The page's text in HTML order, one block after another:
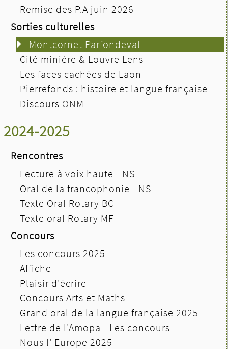
Remise des P.A juin 2026
Sorties culturelles
Montcornet Parfondeval
Cité minière & Louvre Lens
Les faces cachées de Laon
Pierrefonds : histoire et langue française
Discours ONM
2024-2025
Rencontres
Lecture à voix haute - NS
Oral de la francophonie - NS
Texte Oral Rotary BC
Texte oral Rotary MF
Concours
Les concours 2025
Affiche
Plaisir d'écrire
Concours Arts et Maths
Grand oral de la langue française 2025
Lettre de l'Amopa - Les concours
Nous l' Europe 2025